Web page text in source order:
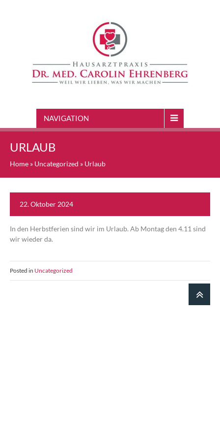
NAVIGATION
URLAUB
Home » Uncategorized » Urlaub
22. Oktober 2024
In den Herbstferien sind wir im Urlaub. Ab Montag den 4.11 sind
wir wieder da.
Posted in Uncategorized